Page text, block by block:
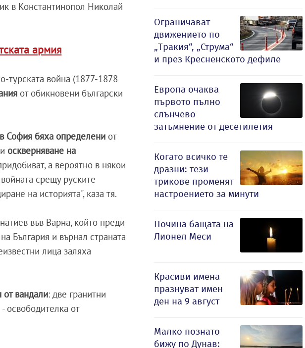
в Константинопол Николай
армия
турската война (1877-1878
от обикновени български
София бяха определени от
оскверняване на
а вероятно в някои
срещу руските
на историята", каза тя.
във Варна, който преди
България и върнал страната
лица заляха
вандали: две гранитни
освободителка от
Ограничават
движението по
„Тракия“, „Струма“
и през Кресненското дефиле
Европа очаква
първото пълно
слънчево
затъмнение от десетилетия
Когато всичко те
дразни: тези
трикове променят
настроението за минути
Почина бащата на
Лионел Меси
Красиви имена
празнуват имен
ден на 9 август
Малко познато
бижу по Дунав: